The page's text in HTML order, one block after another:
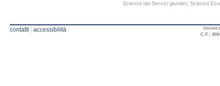
Scienze dei Servizi giuridici Scienze
contatti accessibilità
C.F.: